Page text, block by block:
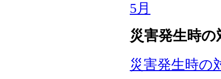
5月
災害発生時
災害発生時の